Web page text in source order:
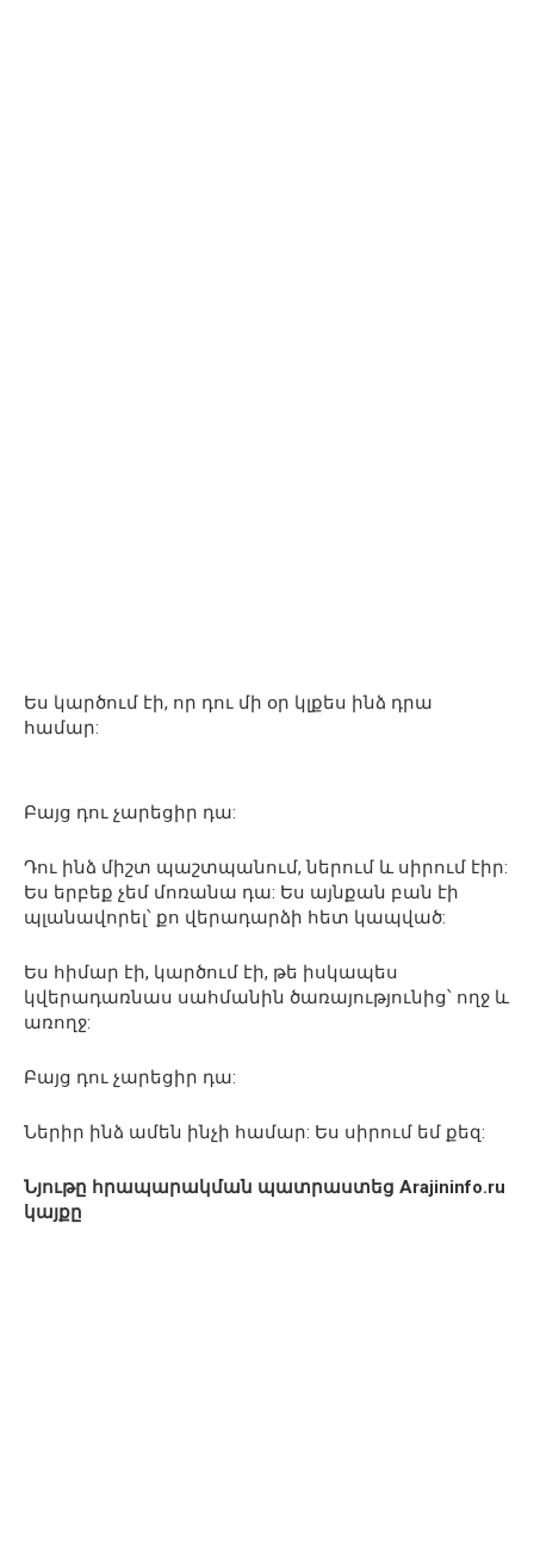
Ես կարծում էի, որ դու մի օր կլքես ինձ դրա
համար:
Բայց դու չարեցիր դա:
Դու ինձ միշտ պաշտպանում, ներում և սիրում էիր:
Ես երբեք չեմ մոռանա դա: Ես այնքան բան էի
պլանավորել՝ քո վերադարձի հետ կապված:
Ես հիմար էի, կարծում էի, թե իսկապես
կվերադառնաս սահմանին ծառայությունից՝ ողջ և
առողջ:
Բայց դու չարեցիր դա:
Ներիր ինձ ամեն ինչի համար: Ես սիրում եմ քեզ:
Նյութը հրապարակման պատրաստեց Arajininfo.ru
կայքը